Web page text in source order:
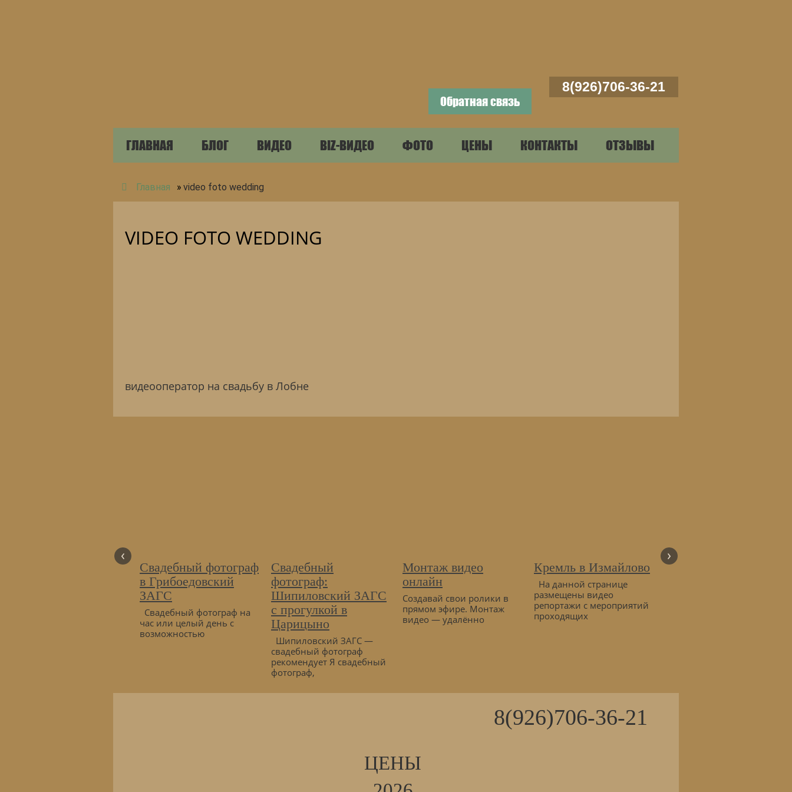
8(926)706-36-21
Обратная связь
ГЛАВНАЯ БЛОГ ВИДЕО BIZ-ВИДЕО ФОТО ЦЕНЫ КОНТАКТЫ ОТЗЫВЫ
Главная » video foto wedding
VIDEO FOTO WEDDING
видеооператор на свадьбу в Лобне
‹
Свадебный фотограф
в Грибоедовский
ЗАГС
Свадебный фотограф на
час или целый день с
возможностью
Свадебный
фотограф:
Шипиловский ЗАГС
с прогулкой в
Царицыно
Шипиловский ЗАГС —
свадебный фотограф
рекомендует Я свадебный
фотограф,
Монтаж видео
онлайн
Создавай свои ролики в
прямом эфире. Монтаж
видео — удалённо
Кремль в Измайлово
На данной странице
размещены видео
репортажи с мероприятий
проходящих
ЗДЕСЬ ДЕЛАЮТ
›
ЦЕНЫ
8(926)706-36-21